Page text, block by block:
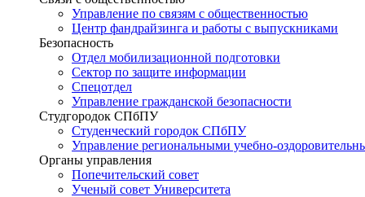
Управление по связям с общественностью
Центр фандрайзинга и работы с выпускниками
Безопасность
Отдел мобилизационной подготовки
Сектор по защите информации
Спецотдел
Управление гражданской безопасности
Студгородок СПбПУ
Студенческий городок СПбПУ
Управление региональными учебно-
Органы управления
Попечительский совет
Ученый совет Университета